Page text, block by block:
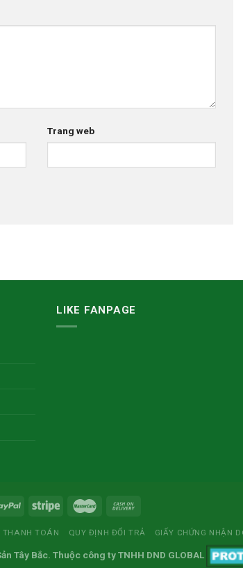
Trang web
LIKE FANPAGE
THANH TOÁN QUY ĐỊNH ĐỔI TRẢ GIẤY CHỨNG NHẬN
Tây Bắc. Thuộc công ty TNHH DND GLOBAL